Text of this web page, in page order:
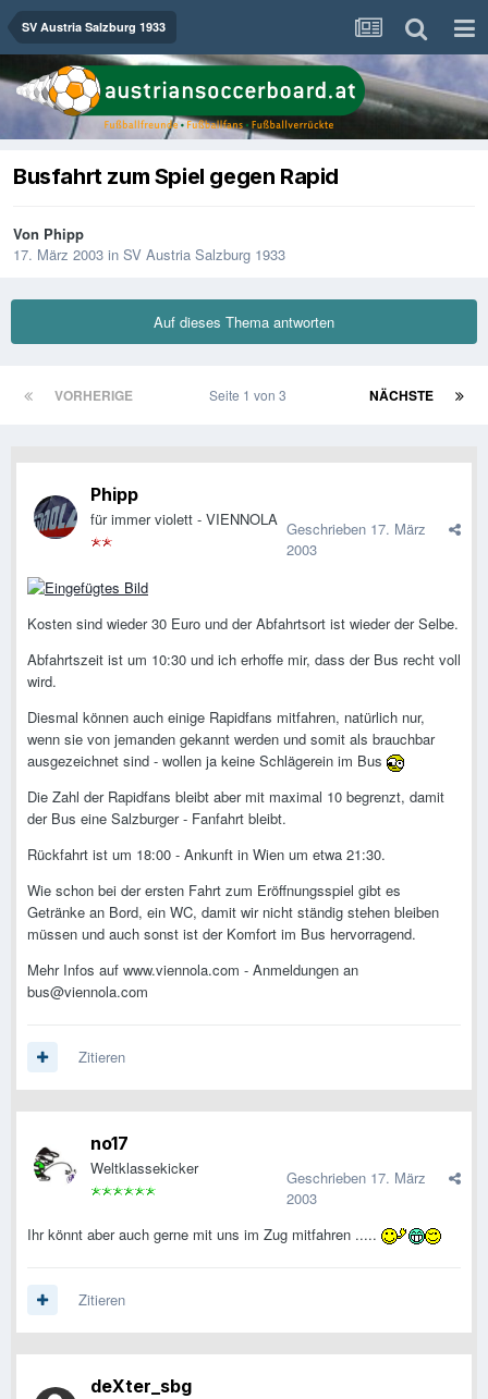
SV Austria Salzburg 1933
Busfahrt zum Spiel gegen Rapid
Von Phipp
17. März 2003 in SV Austria Salzburg 1933
Auf dieses Thema antworten
VORHERIGE NÄCHSTE
Seite 1 von 3
Phipp
für immer violett - VIENNOLA Geschrieben 17. März
2003
Kosten sind wieder 30 Euro und der Abfahrtsort ist wieder der Selbe.
Abfahrtszeit ist um 10:30 und ich erhoffe mir, dass der Bus recht voll
wird.
Diesmal können auch einige Rapidfans mitfahren, natürlich nur,
wenn sie von jemanden gekannt werden und somit als brauchbar
ausgezeichnet sind - wollen ja keine Schlägerein im Bus
Die Zahl der Rapidfans bleibt aber mit maximal 10 begrenzt, damit
der Bus eine Salzburger - Fanfahrt bleibt.
Rückfahrt ist um 18:00 - Ankunft in Wien um etwa 21:30.
Wie schon bei der ersten Fahrt zum Eröffnungsspiel gibt es
Getränke an Bord, ein WC, damit wir nicht ständig stehen bleiben
müssen und auch sonst ist der Komfort im Bus hervorragend.
Mehr Infos auf www.viennola.com - Anmeldungen an
bus@viennola.com
Zitieren
no17
Weltklassekicker Geschrieben 17. März
2003
Ihr könnt aber auch gerne mit uns im Zug mitfahren .....
Zitieren
deXter_sbg